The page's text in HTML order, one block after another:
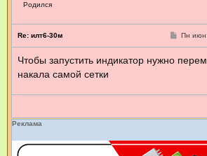
Родился
Re: илт6-30м
С
б
и
Пн июн
Чтобы запустить индикатор нужно
накала самой сетки
Реклама